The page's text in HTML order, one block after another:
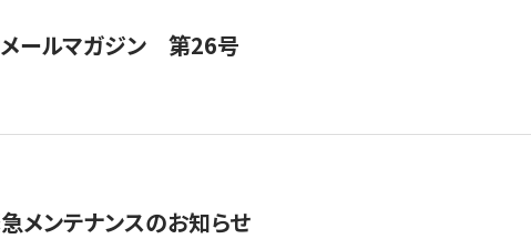
ールマガジン 第26号
急メンテナンスのお知らせ